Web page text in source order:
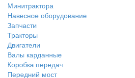
Минитрактора
Навесное оборудование
Запчасти
Тракторы
Двигатели
Валы карданные
Коробка передач
Передний мост